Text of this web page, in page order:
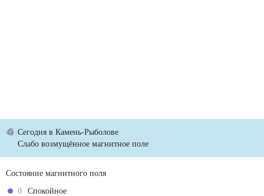
Сегодняв Камень-Рыболове
Слабо возмущённое магнитное поле
Состояние магнитного поля
0
Спокойное